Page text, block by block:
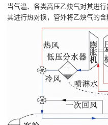
当气温、各类高压乙炔气对其进
其进行热对换，管外将乙炔气的